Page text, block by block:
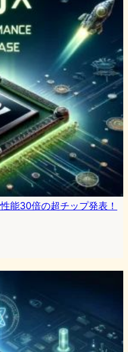
能30倍の超チップ発表！